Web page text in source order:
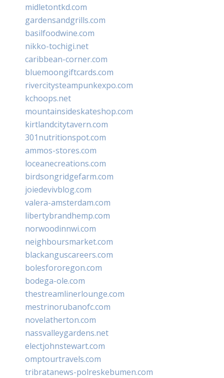
midletontkd.com
gardensandgrills.com
basilfoodwine.com
nikko-tochigi.net
caribbean-corner.com
bluemoongiftcards.com
rivercitysteampunkexpo.com
kchoops.net
mountainsideskateshop.com
kirtlandcitytavern.com
301nutritionspot.com
ammos-stores.com
loceanecreations.com
birdsongridgefarm.com
joiedevivblog.com
valera-amsterdam.com
libertybrandhemp.com
norwoodinnwi.com
neighboursmarket.com
blackanguscareers.com
bolesfororegon.com
bodega-ole.com
thestreamlinerlounge.com
mestrinorubanofc.com
novelatherton.com
nassvalleygardens.net
electjohnstewart.com
omptourtravels.com
tribratanews-polreskebumen.com